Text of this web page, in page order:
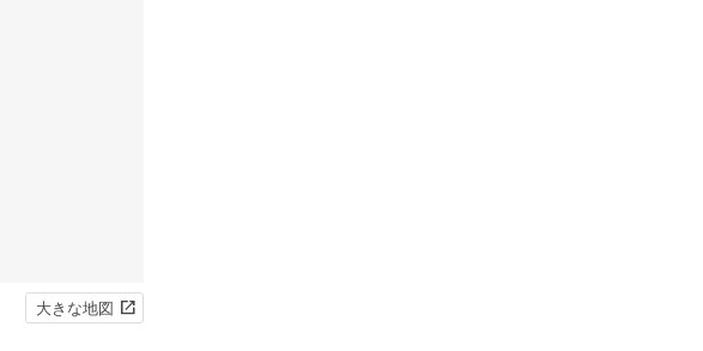
大きな地図